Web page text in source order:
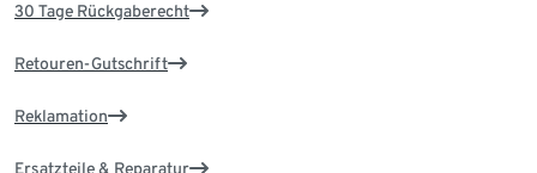
30 Tage Rückgaberecht
Retouren-Gutschrift
Reklamation
Ersatzteile & Reparatur